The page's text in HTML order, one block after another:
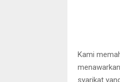
Kami
syarikat